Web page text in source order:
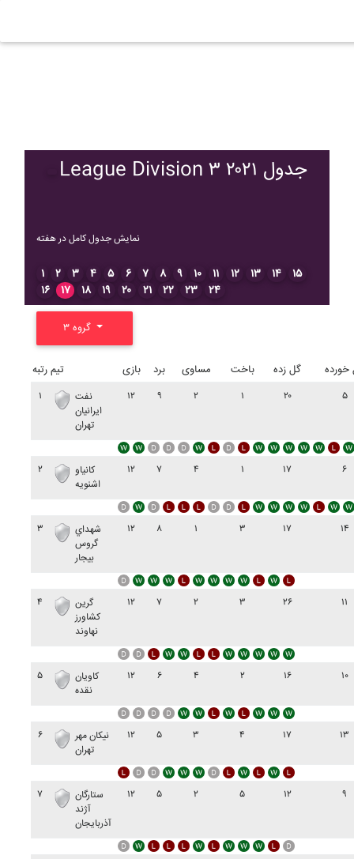
League Division ۳ ۲۰۲۱ جدول
نمایش جدول کامل در هفته
۱ ۲ ۳ ۴ ۵ ۶ ۷ ۸ ۹ ۱۰ ۱۱ ۱۲ ۱۳ ۱۴
۱۵
۱۶
۱۷ ۱۸ ۱۹ ۲۰ ۲۱ ۲۲ ۲۳ ۲۴
رتبه تیم بازی برد مساوی باخت گل زده خورده
۱
نفت
ايرانيان
تهران
۱۲ ۹ ۲ ۱ ۲۰ ۵
۲
کانياو
اشنويه
۱۲ ۷ ۴ ۱ ۱۷ ۶
۳
شهداي
گروس
بيجار
۱۲ ۸ ۱ ۳ ۱۷ ۱۴
۴
گرين
کشاورز
نهاوند
۱۲ ۷ ۲ ۳ ۲۶ ۱۱
۵
کاويان
نقده
۱۲ ۶ ۴ ۲ ۱۶ ۱۰
۶
نيکان مهر
تهران
۱۲ ۵ ۳ ۴ ۱۷ ۱۳
۷
ستارگان
آژند
آذربايجان
۱۲ ۵ ۲ ۵ ۱۲ ۹